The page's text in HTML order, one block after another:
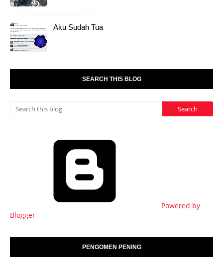
Aku Sudah Tua
SEARCH THIS BLOG
Powered by
Blogger
PENGOMEN PENING